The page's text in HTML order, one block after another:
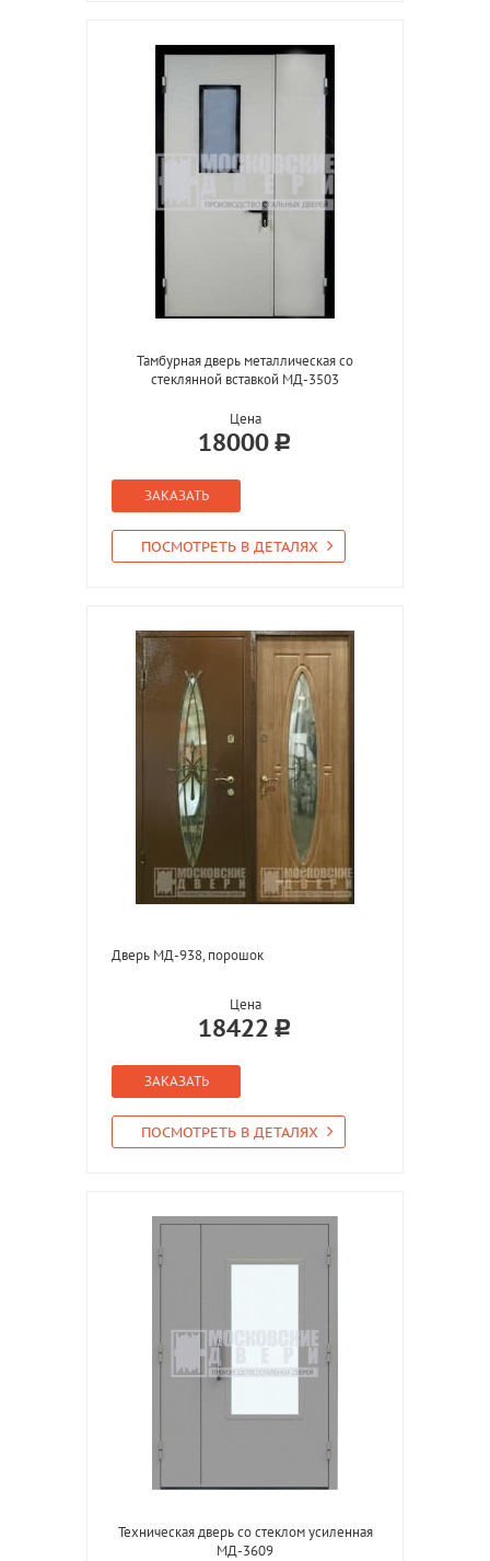
Тамбурная дверь металлическая со
стеклянной вставкой МД-3503
Цена
18000
ЗАКАЗАТЬ
ПОСМОТРЕТЬ В ДЕТАЛЯХ
Дверь МД-938, порошок
Цена
18422
ЗАКАЗАТЬ
ПОСМОТРЕТЬ В ДЕТАЛЯХ
Техническая дверь со стеклом усиленная
МД-3609